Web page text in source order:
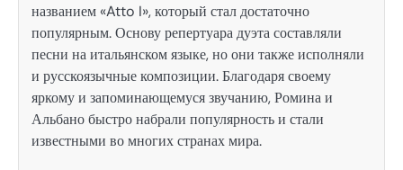
названием «Atto I», который стал достаточно
популярным. Основу репертуара дуэта составляли
песни на итальянском языке, но они также исполняли
и русскоязычные композиции. Благодаря своему
яркому и запоминающемуся звучанию, Ромина и
Альбано быстро набрали популярность и стали
известными во многих странах мира.